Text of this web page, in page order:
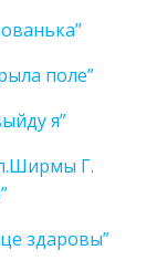
поле”
я”
Г.
здаровы”